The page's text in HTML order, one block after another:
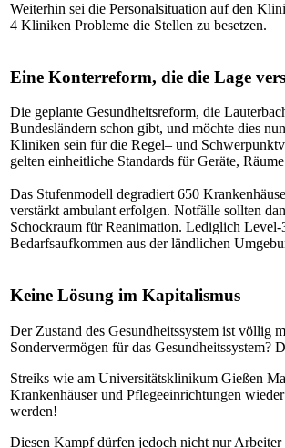
Weiterhin sei die Personalsituation auf den
4 Kliniken Probleme die Stellen zu besetzen.
Eine Konterreform, die die Lage
Die geplante Gesundheitsreform, die
Bundesländern schon gibt, und möchte dies
Kliniken sein für die Regel– und
gelten einheitliche Standards für Geräte,
Das Stufenmodell degradiert 650
verstärkt ambulant erfolgen. Notfälle sollten
Schockraum für Reanimation. Lediglich
Bedarfsaufkommen aus der ländlichen
Keine Lösung im Kapitalismus
Der Zustand des Gesundheitssystem ist völlig
Sondervermögen für das Gesundheitssystem?
Streiks wie am Universitätsklinikum Gießen
Krankenhäuser und Pflegeeinrichtungen
werden!
Diesen Kampf dürfen jedoch nicht nur Arbeiter